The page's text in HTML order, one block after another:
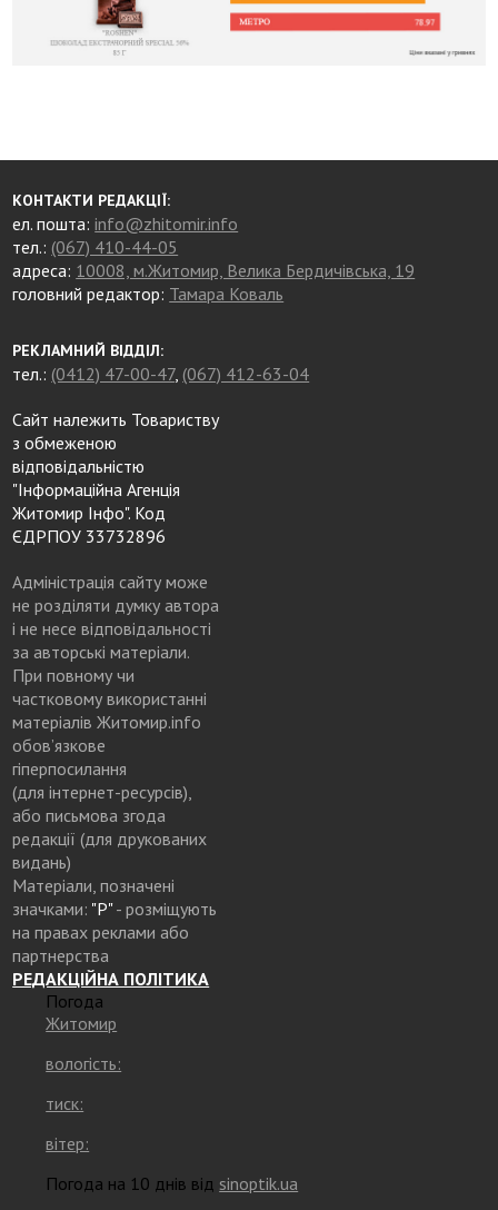
КОНТАКТИ РЕДАКЦІЇ:
ел. пошта:info@zhitomir.info
тел.: (067) 410-44-05
адреса: 10008, м.Житомир, Велика Бердичівська, 19
головний редактор: Тамара Коваль
РЕКЛАМНИЙ ВІДДІЛ:
тел.: (0412) 47-00-47, (067) 412-63-04
Сайт належить Товариству
з обмеженою
відповідальністю
"Інформаційна Агенція
Житомир Інфо". Код
ЄДРПОУ 33732896
Адміністрація сайту може
не розділяти думку автора
і не несе відповідальності
за авторські матеріали.
При повному чи
частковому використанні
матеріалів Житомир.info
обов’язкове
гіперпосилання
(для інтернет-ресурсів),
або письмова згода
редакції (для друкованих
видань)
Матеріали, позначені
значками: "Р"- розміщують
на правах реклами або
партнерства
РЕДАКЦІЙНА ПОЛІТИКА
Погода
Житомир
вологість:
тиск:
вітер:
Погода на 10 днів від sinoptik.ua